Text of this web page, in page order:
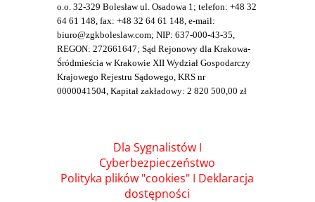
o.o. 32-329 Bolesław ul. Osadowa 1; telefon: +48 32
64 61 148, fax: +48 32 64 61 148, e-mail:
biuro@zgkboleslaw.com; NIP: 637-000-43-35,
REGON: 272661647; Sąd Rejonowy dla Krakowa-
Śródmieścia w Krakowie XII Wydział Gospodarczy
Krajowego Rejestru Sądowego, KRS nr
0000041504, Kapitał zakładowy: 2 820 500,00 zł
Dla SygnalistówI
Cyberbezpieczeństwo
Polityka plików "cookies" I Deklaracja
dostępności